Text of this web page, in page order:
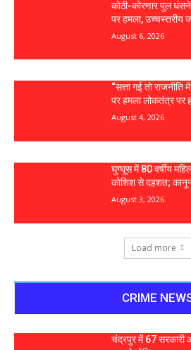
कोठी-कोरणार पुल
पर हमला, उच्चस्तरीय
August 6, 2026
“सत्ता गई तो राजनीति
पर हमला लोकतंत्र पर
August 4, 2026
घुग्घूस में 80 वर्षीय
कोशिश से दहशत;
August 3, 2026
Load more
CRIME
चंद्रपुर में 67 सरकारी